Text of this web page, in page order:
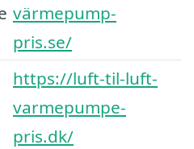
värmepump-
pris.se/
https://luft-til-luft-
varmepumpe-
pris.dk/